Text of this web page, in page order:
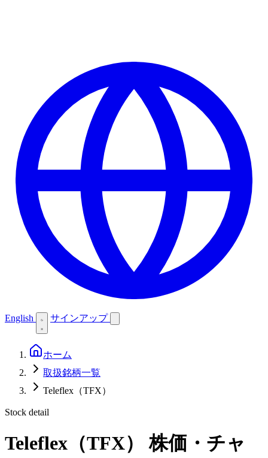
English サインアップ
ホーム
取扱銘柄一覧
Teleflex（TFX）
Stock detail
Teleflex（TFX）
株価・チャ